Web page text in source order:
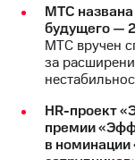
МТС
будущего —
МТС вручен
за
HR-проект
премии
в